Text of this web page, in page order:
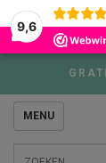
9,6
MENU